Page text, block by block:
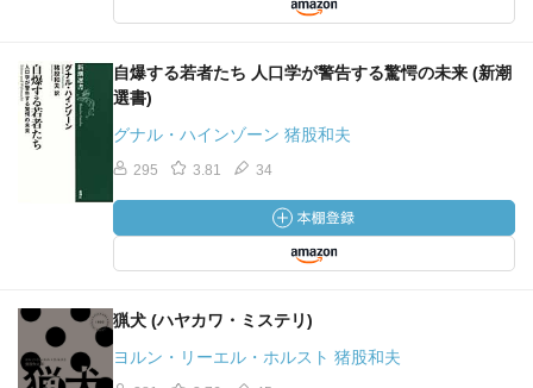
自爆する若者たち 人口学が警告する驚愕の未来 (新潮
選書)
グナル・ハインゾーン 猪股和夫
295 3.81 34
猟犬 (ハヤカワ・ミステリ)
ヨルン・リーエル・ホルスト 猪股和夫